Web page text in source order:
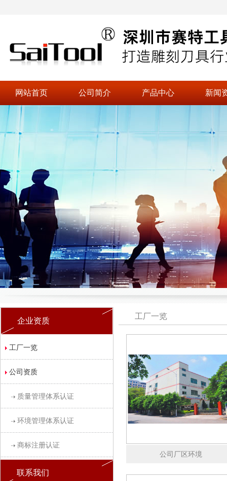
网站首页 公司简介 产品中心 新闻
企业资质
工厂一览
公司资质
质量管理体系认证
环境管理体系认证
商标注册认证
联系我们
工厂一览
公司厂区环境